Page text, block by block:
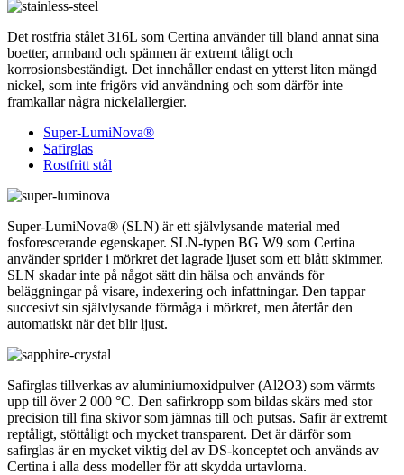
Det rostfria stålet 316L som Certina använder till bland annat sina
boetter, armband och spännen är extremt tåligt och
korrosionsbeständigt. Det innehåller endast en ytterst liten mängd
nickel, som inte frigörs vid användning och som därför inte
framkallar några nickelallergier.
Super-LumiNova®
Safirglas
Rostfritt stål
Super-LumiNova® (SLN) är ett självlysande material med
fosforescerande egenskaper. SLN-typen BG W9 som Certina
använder sprider i mörkret det lagrade ljuset som ett blått skimmer.
SLN skadar inte på något sätt din hälsa och används för
beläggningar på visare, indexering och infattningar. Den tappar
succesivt sin självlysande förmåga i mörkret, men återfår den
automatiskt när det blir ljust.
Safirglas tillverkas av aluminiumoxidpulver (Al2O3) som värmts
upp till över 2 000 °C. Den safirkropp som bildas skärs med stor
precision till fina skivor som jämnas till och putsas. Safir är extremt
reptåligt, stöttåligt och mycket transparent. Det är därför som
safirglas är en mycket viktig del av DS-konceptet och används av
Certina i alla dess modeller för att skydda urtavlorna.